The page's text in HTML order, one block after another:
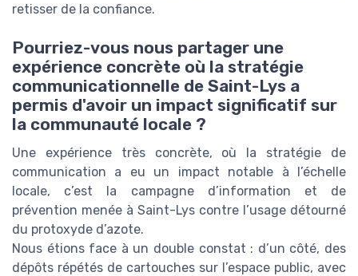
retisser de la confiance.
Pourriez-vous nous partager une
expérience concrète où la stratégie
communicationnelle de Saint-Lys a
permis d'avoir un impact significatif sur
la communauté locale ?
Une expérience très concrète, où la stratégie de
communication a eu un impact notable à l’échelle
locale, c’est la campagne d’information et de
prévention menée à Saint-Lys contre l’usage détourné
du protoxyde d’azote.
Nous étions face à un double constat : d’un côté, des
dépôts répétés de cartouches sur l’espace public, avec